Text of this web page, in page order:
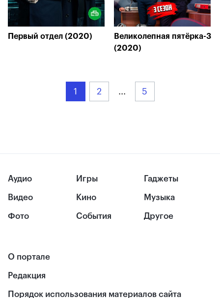
Первый отдел (2020)
Великолепная пятёрка-3
(2020)
1 2 ... 5
Аудио
Видео
Фото
Игры
Кино
События
Гаджеты
Музыка
Другое
О портале
Редакция
Порядок использования материалов сайта